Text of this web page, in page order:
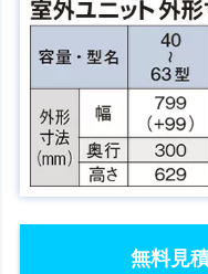
無料見